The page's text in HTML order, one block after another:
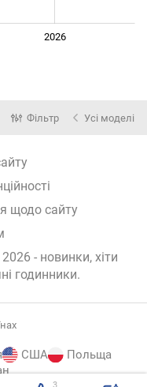
2026
Фільтр Усі моделі
щодо сайту
- новинки, хіти
годинники.
США
Польща